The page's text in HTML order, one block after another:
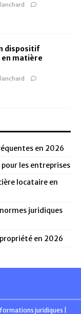
dispositif
en matière
en 2026
pour les entreprises
locataire en
juridiques
en 2026
juridiques